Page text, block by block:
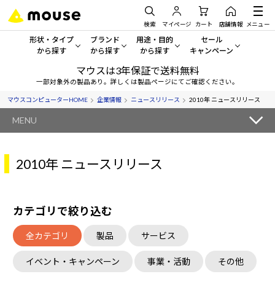
検索 マイページ カート 店舗情報 メニュー
形状・タイプ
から探す
形状・タイプから探す をすべてみる
デスクトップPC
ノートPC
タブレットPC
ワークステーション
ブランド
から探す
mouse
G TUNE
NEXTGEAR
DAIV
用途・目的
から探す
一般向けパソコン
ゲーミングPC・ゲーム向けパソコン
クリエイティブ向け
ビジネス向けパソコン
セール
キャンペーン
セール・キャンペーン
期間限定セール
マウスは3年保証で送料無料
一部対象外の製品あり。詳しくは製品ページにてご確認ください。
マウスコンピューターHOME 企業情報 ニュースリリース 2010年 ニュースリリース
MENU
2010年 ニュースリリース
カテゴリで絞り込む
全カテゴリ 製品 サービス
イベント・キャンペーン 事業・活動 その他